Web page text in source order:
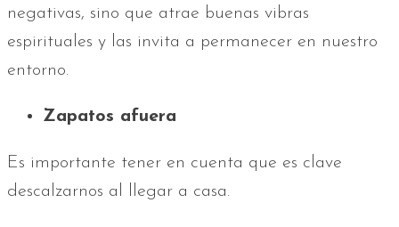
negativas, sino que atrae buenas vibras
espirituales y las invita a permanecer en nuestro
entorno.
Zapatos afuera
Es importante tener en cuenta que es clave
descalzarnos al llegar a casa.